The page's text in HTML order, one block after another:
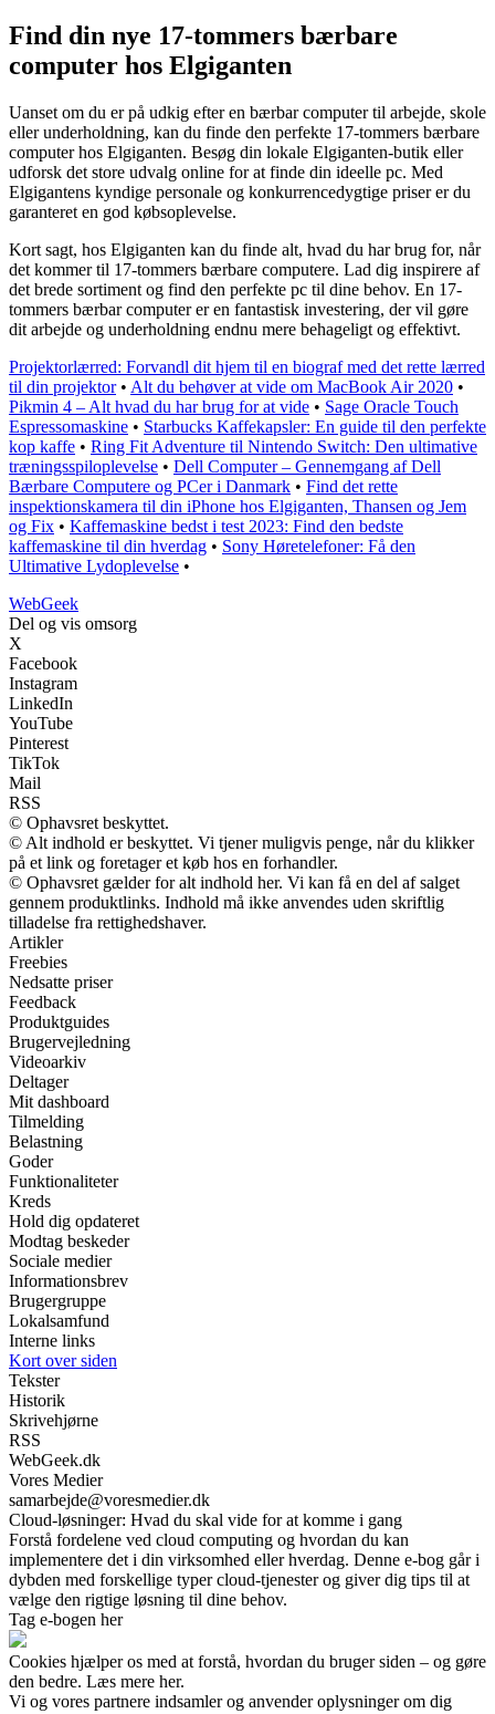
Find din nye 17-tommers bærbare
computer hos Elgiganten
Uanset om du er på udkig efter en bærbar computer til arbejde, skole
eller underholdning, kan du finde den perfekte 17-tommers bærbare
computer hos Elgiganten. Besøg din lokale Elgiganten-butik eller
udforsk det store udvalg online for at finde din ideelle pc. Med
Elgigantens kyndige personale og konkurrencedygtige priser er du
garanteret en god købsoplevelse.
Kort sagt, hos Elgiganten kan du finde alt, hvad du har brug for, når
det kommer til 17-tommers bærbare computere. Lad dig inspirere af
det brede sortiment og find den perfekte pc til dine behov. En 17-
tommers bærbar computer er en fantastisk investering, der vil gøre
dit arbejde og underholdning endnu mere behageligt og effektivt.
Projektorlærred: Forvandl dit hjem til en biograf med det rette lærred
til din projektor• Alt du behøver at vide om MacBook Air 2020 •
Pikmin 4 – Alt hvad du har brug for at vide • Sage Oracle Touch
Espressomaskine • Starbucks Kaffekapsler: En guide til den perfekte
kop kaffe • Ring Fit Adventure til Nintendo Switch: Den ultimative
træningsspiloplevelse • Dell Computer – Gennemgang af Dell
Bærbare Computere og PCer i Danmark • Find det rette
inspektionskamera til din iPhone hos Elgiganten, Thansen og Jem
og Fix • Kaffemaskine bedst i test 2023: Find den bedste
kaffemaskine til din hverdag • Sony Høretelefoner: Få den
Ultimative Lydoplevelse •
WebGeek
Del og vis omsorg
X
Facebook
Instagram
LinkedIn
YouTube
Pinterest
TikTok
Mail
RSS
© Ophavsret beskyttet.
© Alt indhold er beskyttet. Vi tjener muligvis penge, når du klikker
på et link og foretager et køb hos en forhandler.
© Ophavsret gælder for alt indhold her. Vi kan få en del af salget
gennem produktlinks. Indhold må ikke anvendes uden skriftlig
tilladelse fra rettighedshaver.
Artikler
Freebies
Nedsatte priser
Feedback
Produktguides
Brugervejledning
Videoarkiv
Deltager
Mit dashboard
Tilmelding
Belastning
Goder
Funktionaliteter
Kreds
Hold dig opdateret
Modtag beskeder
Sociale medier
Informationsbrev
Brugergruppe
Lokalsamfund
Interne links
Kort over siden
Tekster
Historik
Skrivehjørne
RSS
WebGeek.dk
Vores Medier
samarbejde@voresmedier.dk
Cloud-løsninger: Hvad du skal vide for at komme i gang
Forstå fordelene ved cloud computing og hvordan du kan
implementere det i din virksomhed eller hverdag. Denne e-bog går i
dybden med forskellige typer cloud-tjenester og giver dig tips til at
vælge den rigtige løsning til dine behov.
Tag e-bogen her
Cookies hjælper os med at forstå, hvordan du bruger siden – og gøre
den bedre. Læs mere her.
Vi og vores partnere indsamler og anvender oplysninger om dig